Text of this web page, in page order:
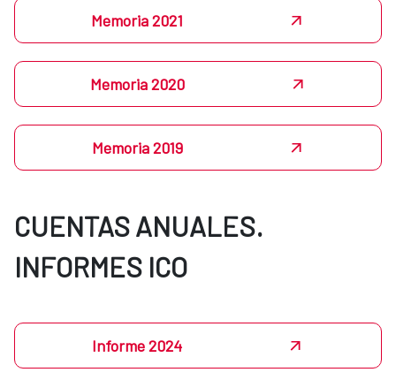
Memoria 2021
Memoria 2020
Memoria 2019
CUENTAS ANUALES.
INFORMES ICO
Informe 2024